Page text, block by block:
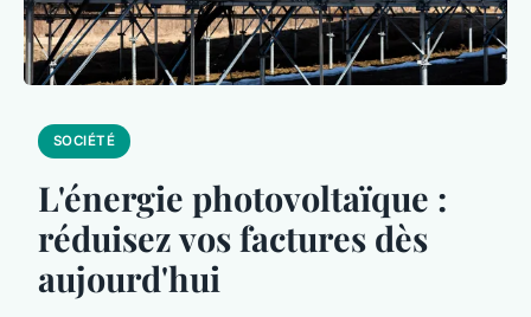
SOCIÉTÉ
L'énergie photovoltaïque :
réduisez vos factures dès
aujourd'hui